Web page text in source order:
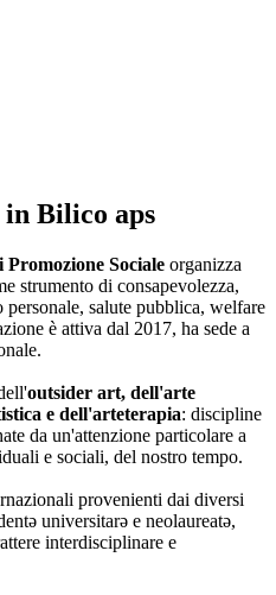
in Bilico aps
Sociale organizza
strumento di consapevolezza,
salute pubblica, welfare
è attiva dal 2017, ha sede a
outsider art, dell'arte
e dell'arteterapia: discipline
da un'attenzione particolare a
e sociali, del nostro tempo.
provenienti dai diversi
universitarə e neolaureatə,
interdisciplinare e